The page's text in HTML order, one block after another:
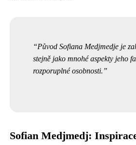
Původ Sofiana Medjmedje je
stejně jako mnohé aspekty jeho
rozporuplné osobnosti.
Sofian Medjmedj: